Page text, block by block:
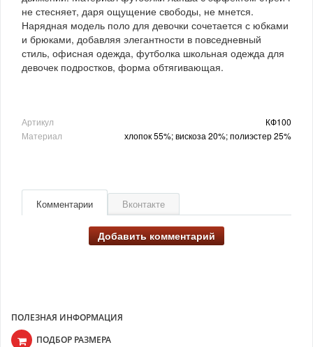
не стесняет, даря ощущение свободы, не мнется.
Нарядная модель поло для девочки сочетается с юбками
и брюками, добавляя элегантности в повседневный
стиль, офисная одежда, футболка школьная одежда для
девочек подростков, форма обтягивающая.
Артикул
КФ100
Материал
хлопок 55%; вискоза 20%; полиэстер 25%
Комментарии Вконтакте
Добавить комментарий
ПОЛЕЗНАЯ ИНФОРМАЦИЯ
ПОДБОР РАЗМЕРА